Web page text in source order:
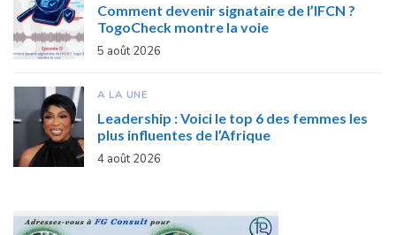
Comment devenir signataire de l’IFCN ?
TogoCheck montre la voie
5 août 2026
A LA UNE
Leadership : Voici le top 6 des femmes les
plus influentes de l’Afrique
4 août 2026